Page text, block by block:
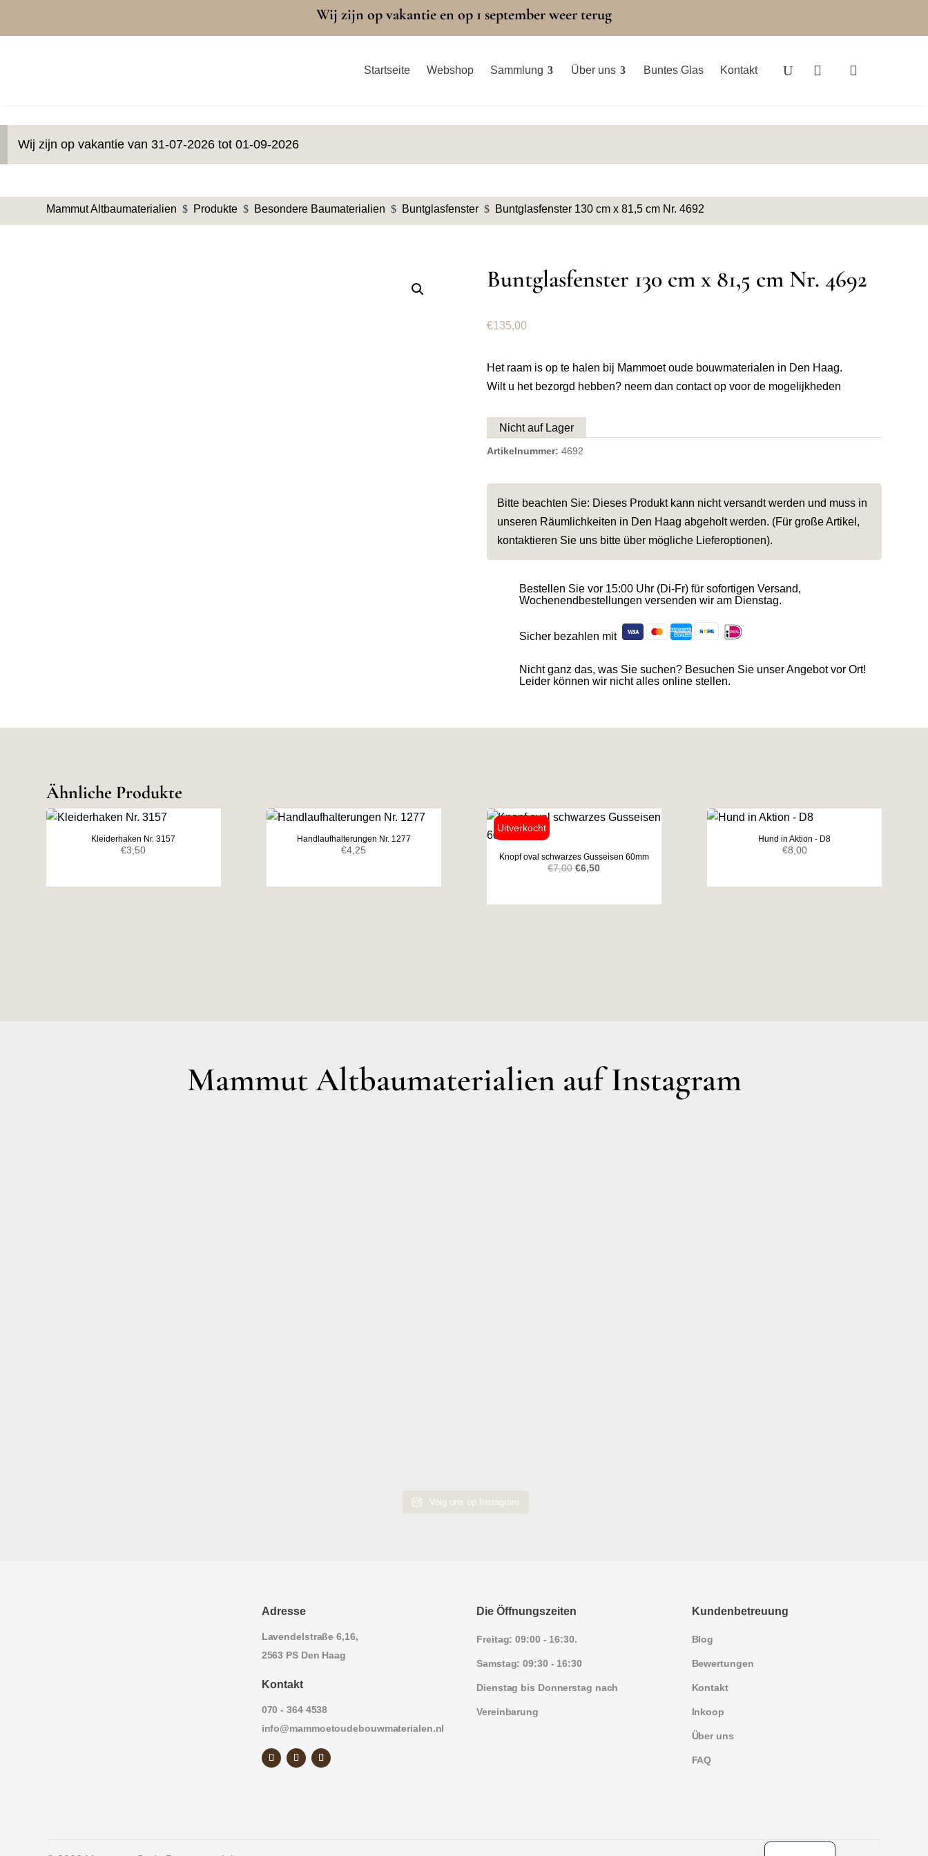
Wij zijn op vakantie en op 1 september weer terug
Startseite Webshop Sammlung Über uns Buntes Glas Kontakt
Wij zijn op vakantie van 31-07-2026 tot 01-09-2026
Mammut Altbaumaterialien $ Produkte $ Besondere Baumaterialien $ Buntglasfenster $ Buntglasfenster 130 cm x 81,5 cm Nr. 4692
Buntglasfenster 130 cm x 81,5 cm Nr. 4692
€135,00
Het raam is op te halen bij Mammoet oude bouwmaterialen in Den Haag.
Wilt u het bezorgd hebben? neem dan contact op voor de mogelijkheden
Nicht auf Lager
Artikelnummer: 4692
Bitte beachten Sie: Dieses Produkt kann nicht versandt werden und muss in
unseren Räumlichkeiten in Den Haag abgeholt werden. (Für große Artikel,
kontaktieren Sie uns bitte über mögliche Lieferoptionen).
Bestellen Sie vor 15:00 Uhr (Di-Fr) für sofortigen Versand,
Wochenendbestellungen versenden wir am Dienstag.
Sicher bezahlen mit
Nicht ganz das, was Sie suchen? Besuchen Sie unser Angebot vor Ort!
Leider können wir nicht alles online stellen.
Ähnliche Produkte
Kleiderhaken Nr. 3157
€3,50
Handlaufhalterungen Nr. 1277
€4,25
Knopf oval schwarzes Gusseisen 60mm
€7,00 Ursprünglicher
war:
€6,50Aktueller
ist:
Hund in Aktion - D8
€8,00
Mammut Altbaumaterialien auf Instagram
Volg ons op Instagram
Adresse
Lavendelstraße 6,16,
2563 PS Den Haag
Kontakt
070 - 364 4538
info@mammoetoudebouwmaterialen.nl
Die Öffnungszeiten
Freitag: 09:00 - 16:30.
Samstag: 09:30 - 16:30
Dienstag bis Donnerstag nach
Vereinbarung
Kundenbetreuung
Blog
Bewertungen
Kontakt
Inkoop
Über uns
FAQ